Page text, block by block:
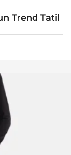
Trend Tatil